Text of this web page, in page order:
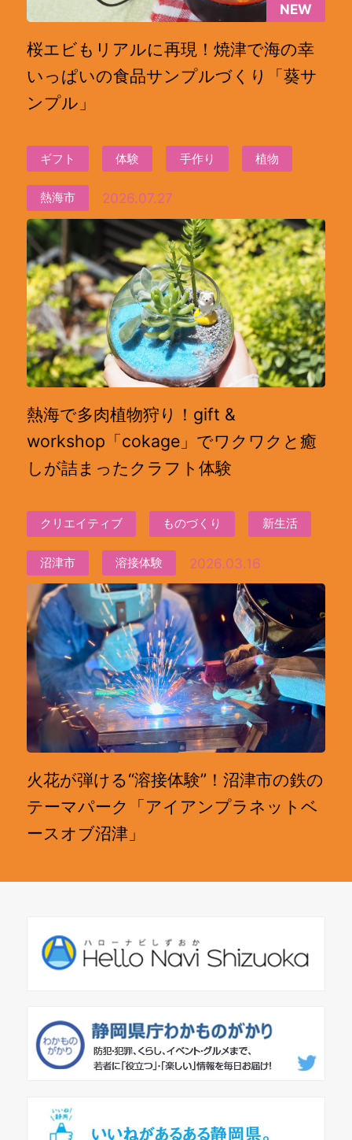
NEW
桜エビもリアルに再現！焼津で海の幸
いっぱいの食品サンプルづくり「葵サ
ンプル」
ギフト 体験 手作り 植物
熱海市 2026.07.27
熱海で多肉植物狩り！gift &
workshop「cokage」でワクワクと癒
しが詰まったクラフト体験
クリエイティブ ものづくり 新生活
沼津市 溶接体験 2026.03.16
火花が弾ける“溶接体験”！沼津市の鉄の
テーマパーク「アイアンプラネットベ
ースオブ沼津」